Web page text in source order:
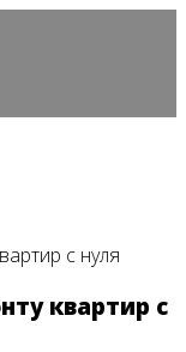
с нуля
квартир с